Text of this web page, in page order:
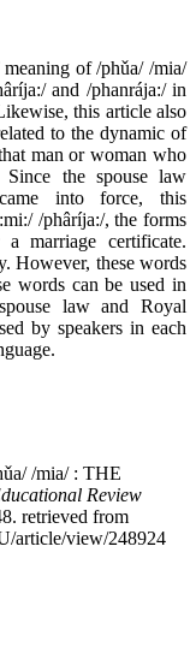
of /phǔa/ /mia/
and /phanrája:/ in
this article also
to the dynamic of
man or woman who
the spouse law
into force, this
/phâríja:/, the forms
marriage certificate.
However, these words
words can be used in
law and Royal
by speakers in each
/mia/ : THE
Review
retrieved from
article/view/248924